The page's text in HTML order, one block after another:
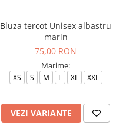
Bluza tercot Unisex albastru
marin
75,00 RON
Marime:
XS S M L XL XXL
VEZI VARIANTE